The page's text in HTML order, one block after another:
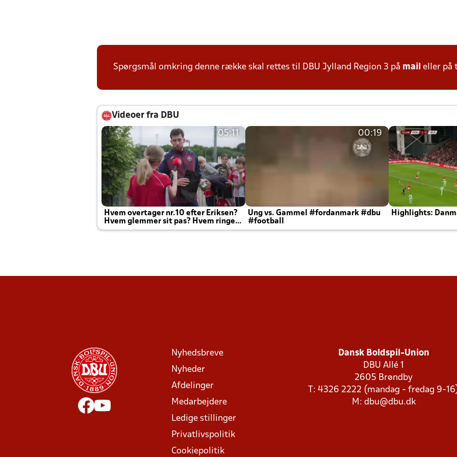
Spørgsmål omkring denne række skal rettes til DBU Jylland Region 3 på mail eller på
Videoer fra DBU
05:11
Hvem overtager nr.10 efter Eriksen?
Hvem glemmer sit pas? Hvem ringer
Joachim altid til efter kampe?
00:19
Ung vs. Gammel #fordanmark #dbu
#football
Highlights:
Nyhedsbreve
Nyheder
Afdelinger
Medarbejdere
Ledige stillinger
Privatlivspolitik
Cookiepolitik
Dansk Boldspil-Union
DBU Allé 1
2605 Brøndby
T: 4326 2222 (mandag - fredag 9-
M: dbu@dbu.dk